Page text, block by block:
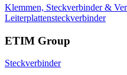
Klemmen, Steckverbinder &
Leiterplattensteckverbinder
ETIM Group
Steckverbinder